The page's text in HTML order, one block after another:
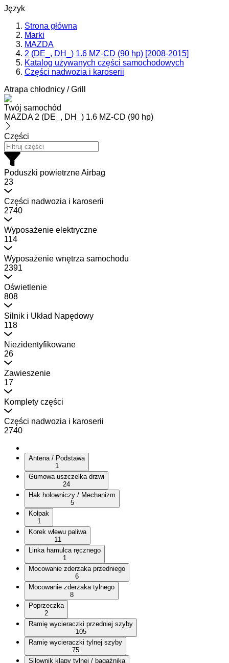
Język
Strona główna
Marki
MAZDA
2 (DE_, DH_) 1.6 MZ-CD (90 hp) [2008-2015]
Katalog używanych części samochodowych
Części nadwozia i karoserii
Atrapa chłodnicy / Grill
Twój samochód
MAZDA 2 (DE_, DH_) 1.6 MZ-CD (90 hp)
Części
Poduszki powietrzne Airbag
23
Części nadwozia i karoserii
2740
Wyposażenie elektryczne
114
Wyposażenie wnętrza samochodu
2391
Oświetlenie
808
Silnik i Układ Napędowy
118
Niezidentyfikowane
26
Zawieszenie
17
Komplety części
Części nadwozia i karoserii
2740
Antena / Podstawa
1
Gumowa uszczelka drzwi
24
Hak holowniczy / Mechanizm
5
Kołpak
1
Korek wlewu paliwa
11
Linka hamulca ręcznego
1
Mocowanie zderzaka przedniego
6
Mocowanie zderzaka tylnego
8
Poprzeczka
2
Ramię wycieraczki przedniej szyby
105
Ramię wycieraczki tylnej szyby
75
Siłownik klapy tylnej / bagażnika